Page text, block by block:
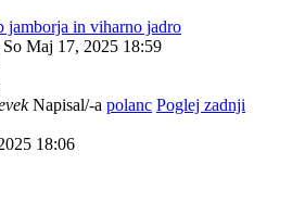
jamborja in viharno jadro
So Maj 17, 2025 18:59
Napisal/-a polanc Poglej zadnji
18:06